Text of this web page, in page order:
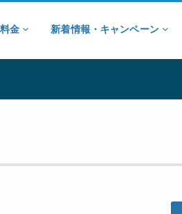
金 新着情報・キャンペーン